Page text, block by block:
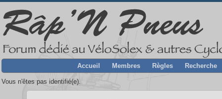
Accueil Membres Règles Recherche
Vous n'êtes pas identifié(e).